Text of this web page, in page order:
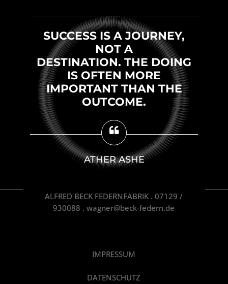
SUCCESS IS A JOURNEY,
NOT A
DESTINATION. THE DOING
IS OFTEN MORE
IMPORTANT THAN THE
OUTCOME.
ATHER ASHE
ALFRED BECK FEDERNFABRIK . 07129 /
930088 . wagner@beck-federn.de
IMPRESSUM
DATENSCHUTZ